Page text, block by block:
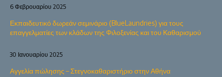
Εκπαιδευτικό δωρεάν σεμινάριο (BlueLaundries) για τους
επαγγελματίες των κλάδων της Φιλοξενίας και του Καθαρισμού
6 Φεβρουαρίου 2025
Αγγελία πώλησης – Στεγνοκαθαριστήριο στην Αθήνα
30 Ιανουαρίου 2025